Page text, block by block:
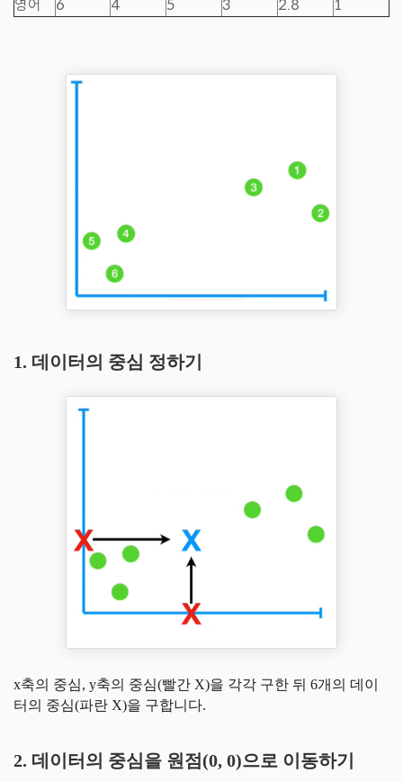
영어 6 4 5 3 2.8 1
1. 데이터의 중심 정하기
x축의 중심, y축의 중심(빨간 X)을 각각 구한 뒤 6개의 데이
터의 중심(파란 X)을 구합니다.
2. 데이터의 중심을 원점(0, 0)으로 이동하기